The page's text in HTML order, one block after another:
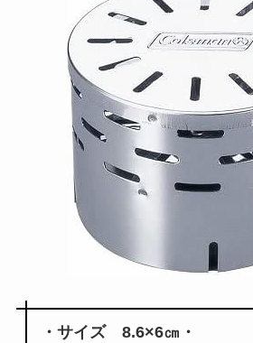
・サイズ 8.6×6㎝・